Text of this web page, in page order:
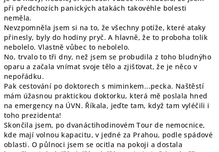
při předchozích panických atakách takovéhle bolesti
neměla.
Nevzpomněla jsem si na to, že všechny potíže, které ataky
přinesly, byly do hodiny pryč. A hlavně, že to proboha tolik
nebolelo. Vlastně vůbec to nebolelo.
No, trvalo to tři dny, než jsem se probudila z toho bludnýho
oparu a začala vnímat svoje tělo a zjišťovat, že je něco v
nepořádku.
Pak cestování po doktorech s miminkem...pecka. Naštěstí
mám úžasnou praktickou doktorku, která mě poslala hned
na emergency na ÚVN. Říkala, jeďte tam, když tam vyléčili i
toho prezidenta!
Skončila jsem, po dvanáctihodinovém Tour de nemocnice,
kde mají volnou kapacitu, v jedné za Prahou, podle spádové
oblasti. O půlnoci jsem se ocitla na pokoji a dostala